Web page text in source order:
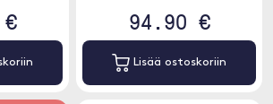
94.90 €
Lisää ostoskoriin